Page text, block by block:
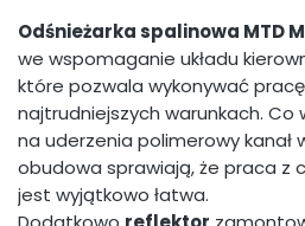
Odśnieżarka spalinowa MTD
we wspomaganie układu
które pozwala wykonywać
najtrudniejszych warunkach. Co
na uderzenia polimerowy kanał
obudowa sprawiają, że praca z
jest wyjątkowo łatwa.